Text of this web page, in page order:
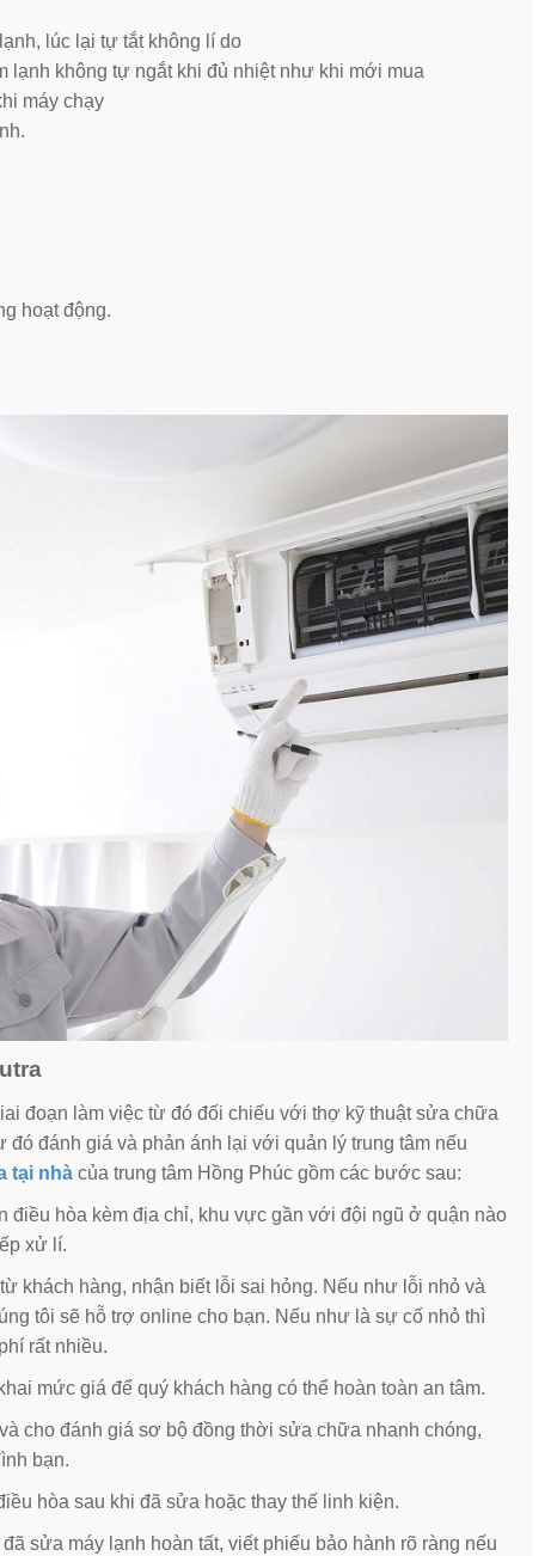
lúc lại tự tắt không lí do
lạnh không tự ngắt khi đủ nhiệt như khi mới mua
máy chạy
hoạt động.
đoạn làm việc từ đó đối chiếu với thợ kỹ thuật sửa chữa
đánh giá và phản ánh lại với quản lý trung tâm nếu
tại nhà của trung tâm Hồng Phúc gồm các bước sau:
điều hòa kèm địa chỉ, khu vực gần với đội ngũ ở quận nào
xử lí.
khách hàng, nhận biết lỗi sai hỏng. Nếu như lỗi nhỏ và
tôi sẽ hỗ trợ online cho bạn. Nếu như là sự cố nhỏ thì
rất nhiều.
mức giá để quý khách hàng có thể hoàn toàn an tâm.
cho đánh giá sơ bộ đồng thời sửa chữa nhanh chóng,
bạn.
hòa sau khi đã sửa hoặc thay thế linh kiện.
sửa máy lạnh hoàn tất, viết phiếu bảo hành rõ ràng nếu